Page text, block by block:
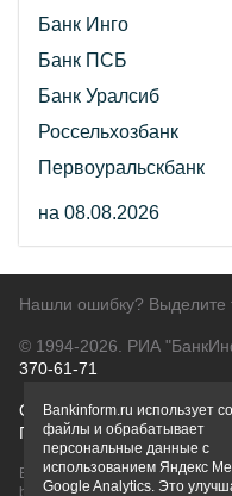
Банк Инго
Банк ПСБ
Банк Уралсиб
Россельхозбанк
Первоуральскбанк
на 08.08.2026
Нашли ошибку? Выделите
© 1994-2026. РИА
370-61-71
О проектеПолитика
Правовая информация
Вся информация о продуктах
bankinform.ru, носит
Bankinform.ru использует
файлы и обрабатывает
персональные данные с
использованием Яндекс
Google Analytics. Это